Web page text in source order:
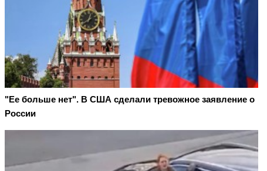
"Ее больше нет". В США сделали тревожное заявление о
России